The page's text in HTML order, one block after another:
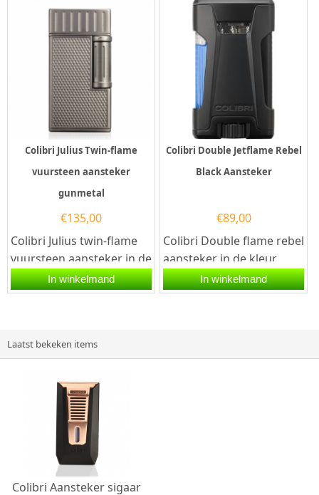
Colibri Julius Twin-flame
vuursteen aansteker
gunmetal
€135,00
Colibri Julius twin-flame
vuursteen aansteker in de
kleur gunmetal grijs. Het
bijzondere aan deze...
In winkelmand
Colibri Double Jetflame Rebel
Black Aansteker
€89,00
Colibri Double flame rebel
aansteker in de kleur
zwart. De aansteker
werkt op butaangas en
In winkelmand
Laatst bekeken items
Colibri Aansteker sigaar